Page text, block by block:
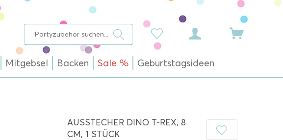
Mitgebsel Backen Sale % Geburtstagsideen
AUSSTECHER DINO T-REX, 8
CM, 1 STÜCK